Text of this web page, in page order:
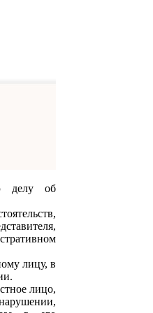
делу об
лицу, в
лицо,